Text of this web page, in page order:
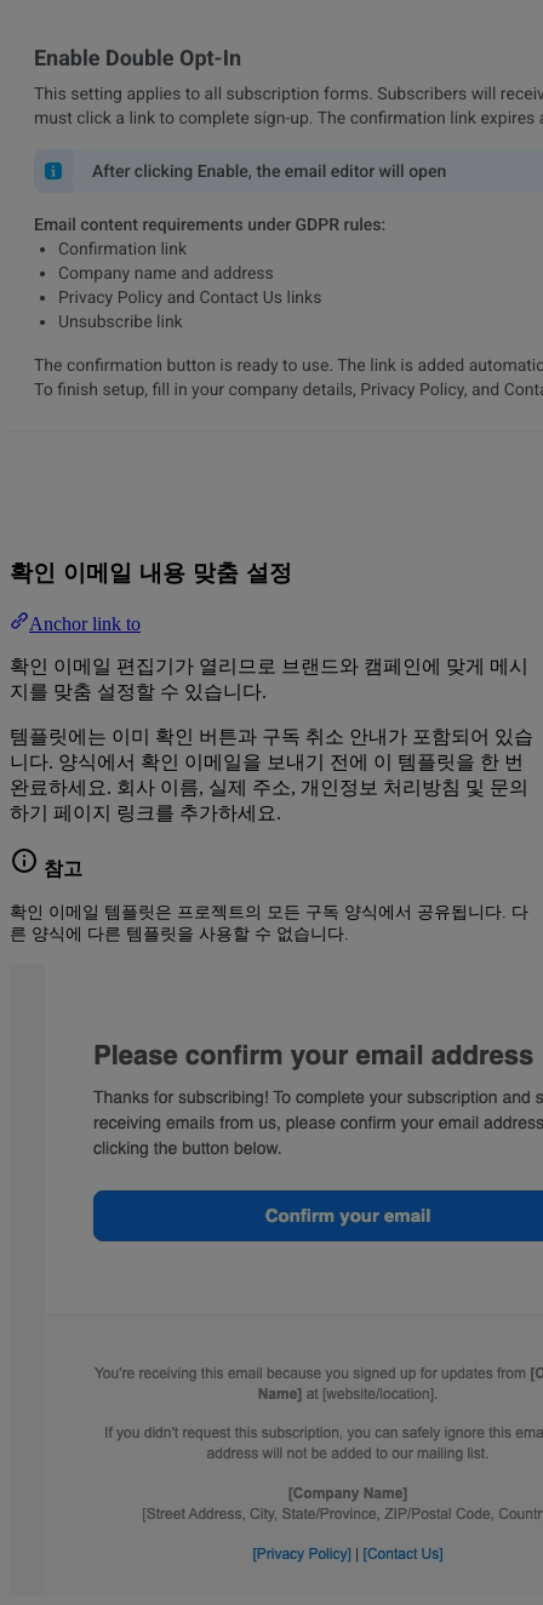
확인 이메일 내용 맞춤 설정
Anchor link to
확인 이메일 편집기가 열리므로 브랜드와 캠페인에 맞게 메시
지를 맞춤 설정할 수 있습니다.
템플릿에는 이미 확인 버튼과 구독 취소 안내가 포함되어 있습
니다. 양식에서 확인 이메일을 보내기 전에 이 템플릿을 한 번
완료하세요. 회사 이름, 실제 주소, 개인정보 처리방침 및 문의
하기 페이지 링크를 추가하세요.
참고
확인 이메일 템플릿은 프로젝트의 모든 구독 양식에서 공유됩니다. 다
른 양식에 다른 템플릿을 사용할 수 없습니다.